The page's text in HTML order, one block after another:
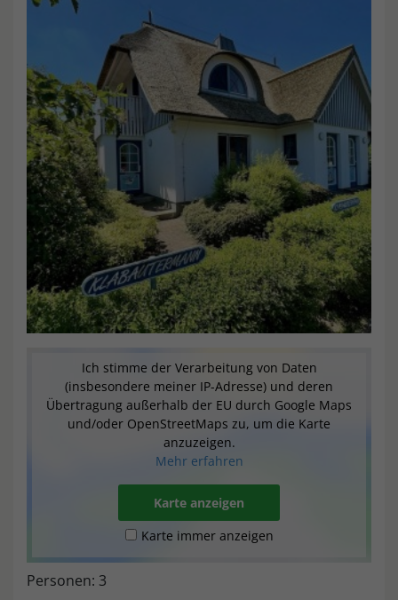
Ich stimme der Verarbeitung von Daten
(insbesondere meiner IP-Adresse) und deren
Übertragung außerhalb der EU durch Google Maps
und/oder OpenStreetMaps zu, um die Karte
anzuzeigen.
Mehr erfahren
Karte anzeigen
Karte immer anzeigen
Personen: 3